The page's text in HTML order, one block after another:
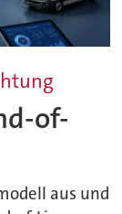
of-
aus und